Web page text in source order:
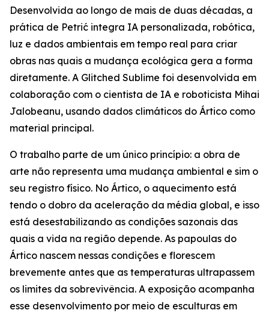
Desenvolvida ao longo de mais de duas décadas, a
prática de Petrić integra IA personalizada, robótica,
luz e dados ambientais em tempo real para criar
obras nas quais a mudança ecológica gera a forma
diretamente. A Glitched Sublime foi desenvolvida em
colaboração com o cientista de IA e roboticista Mihai
Jalobeanu, usando dados climáticos do Ártico como
material principal.
O trabalho parte de um único princípio: a obra de
arte não representa uma mudança ambiental e sim o
seu registro físico. No Ártico, o aquecimento está
tendo o dobro da aceleração da média global, e isso
está desestabilizando as condições sazonais das
quais a vida na região depende. As papoulas do
Ártico nascem nessas condições e florescem
brevemente antes que as temperaturas ultrapassem
os limites da sobrevivência. A exposição acompanha
esse desenvolvimento por meio de esculturas em